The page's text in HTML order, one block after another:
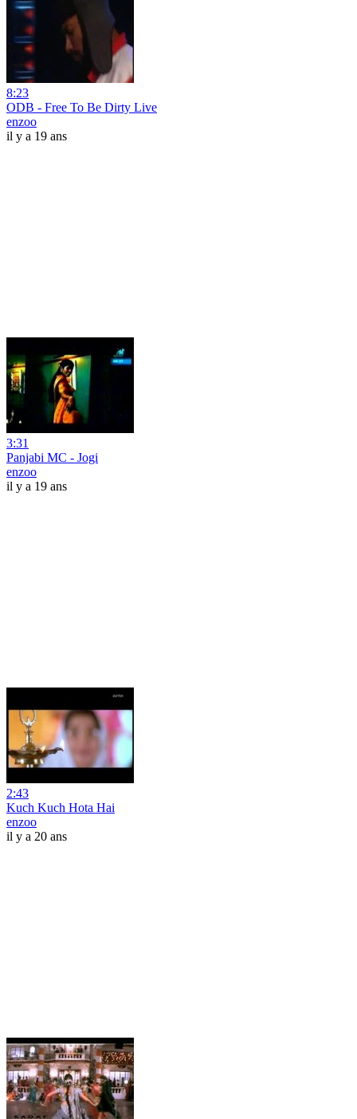
8:23
ODB - Free To Be Dirty Live
enzoo
il y a 19 ans
3:31
Panjabi MC - Jogi
enzoo
il y a 19 ans
2:43
Kuch Kuch Hota Hai
enzoo
il y a 20 ans